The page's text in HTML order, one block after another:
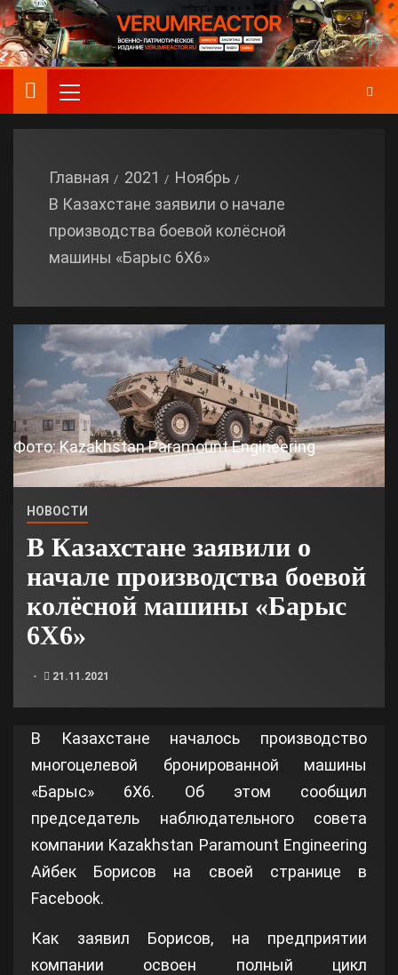
Главная 2021
Ноябрь
В Казахстане заявили о начале
производства боевой колёсной
машины «Барыс 6Х6»
Фото: Kazakhstan Paramount Engineering
НОВОСТИ
В Казахстане заявили о
начале производства боевой
колёсной машины «Барыс
6Х6»
21.11.2021
В Казахстане началось производство
многоцелевой бронированной машины
«Барыс» 6Х6. Об этом сообщил
председатель наблюдательного совета
компании Kazakhstan Paramount Engineering
Айбек Борисов на своей странице в
Facebook.
Как заявил Борисов, на предприятии
компании освоен полный цикл